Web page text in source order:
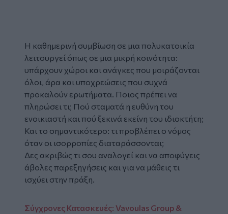
Η καθημερινή συμβίωση σε μια πολυκατοικία
λειτουργεί όπως σε μια μικρή κοινότητα:
υπάρχουν χώροι και ανάγκες που μοιράζονται
όλοι, άρα και υποχρεώσεις που συχνά
προκαλούν ερωτήματα. Ποιος πρέπει να
πληρώσει τι; Πού σταματά η ευθύνη του
ενοικιαστή και πού ξεκινά εκείνη του ιδιοκτήτη;
Και το σημαντικότερο: τι προβλέπει ο νόμος
όταν οι ισορροπίες διαταράσσονται;
Δες ακριβώς τι σου αναλογεί και να αποφύγεις
άβολες παρεξηγήσεις και για να μάθεις τι
ισχύει στην πράξη.
Σύγχρονες Κατασκευές: Vavoulas Group &